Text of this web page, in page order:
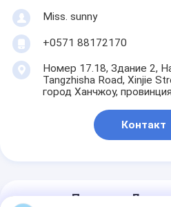
Miss. sunny
+0571 88172170
Номер 17.18, Здание 2,
Tangzhisha Road, Xinjie
город Ханчжоу,
Контакт
Получить